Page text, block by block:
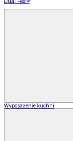
Wyposażenie kuchni